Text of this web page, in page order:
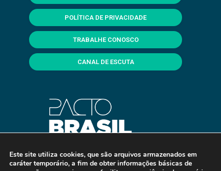
POLÍTICA DE PRIVACIDADE
TRABALHE CONOSCO
CANAL DE ESCUTA
Este site utiliza cookies, que são arquivos armazenados em
caráter temporário, a fim de obter informações básicas de